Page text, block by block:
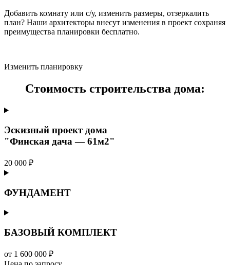
Добавить комнату или с/у, изменить размеры, отзеркалить
план? Наши архитекторы внесут изменения в проект сохраняя
преимущества планировки бесплатно.
Изменить планировку
Стоимость строительства дома:
Эскизный проект дома
"Финская дача — 61м2"
20 000 ₽
ФУНДАМЕНТ
БАЗОВЫЙ КОМПЛЕКТ
от 1 600 000 ₽